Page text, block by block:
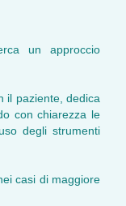
un approccio
il paziente, dedica
con chiarezza le
degli strumenti
casi di maggiore